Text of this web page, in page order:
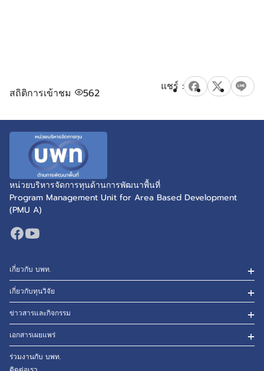
สถิติการเข้าชม 562
หน่วยบริหารจัดการทุนด้านการพัฒนาพื้นที่
Program Management Unit for Area Based Development
(PMU A)
เกี่ยวกับ บพท.
เกี่ยวกับทุนวิจัย
ข่าวสารและกิจกรรม
เอกสารเผยแพร่
ร่วมงานกับ บพท.